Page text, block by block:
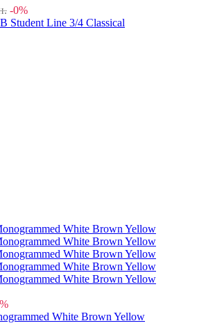
-0%
Student Line 3/4 Classical
White Brown Yellow